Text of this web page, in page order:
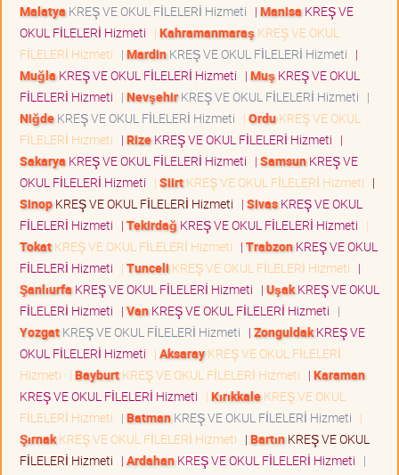
Malatya KREŞ VE OKUL FİLELERİ Hizmeti | Manisa KREŞ VE
OKUL FİLELERİ Hizmeti | Kahramanmaraş KREŞ VE OKUL
FİLELERİ Hizmeti | MardinKREŞ VE OKUL FİLELERİ Hizmeti |
Muğla KREŞ VE OKUL FİLELERİ Hizmeti | Muş KREŞ VE OKUL
FİLELERİ Hizmeti | NevşehirKREŞ VE OKUL FİLELERİ Hizmeti |
NiğdeKREŞ VE OKUL FİLELERİ Hizmeti | OrduKREŞ VE OKUL
FİLELERİ Hizmeti | RizeKREŞ VE OKUL FİLELERİ Hizmeti |
Sakarya KREŞ VE OKUL FİLELERİ Hizmeti | SamsunKREŞ VE
OKUL FİLELERİ Hizmeti | SiirtKREŞ VE OKUL FİLELERİ Hizmeti |
SinopKREŞ VE OKUL FİLELERİ Hizmeti | SivasKREŞ VE OKUL
FİLELERİ Hizmeti | Tekirdağ KREŞ VE OKUL FİLELERİ Hizmeti |
TokatKREŞ VE OKUL FİLELERİ Hizmeti | TrabzonKREŞ VE OKUL
FİLELERİ Hizmeti | Tunceli KREŞ VE OKUL FİLELERİ Hizmeti |
Şanlıurfa KREŞ VE OKUL FİLELERİ Hizmeti | UşakKREŞ VE OKUL
FİLELERİ Hizmeti | VanKREŞ VE OKUL FİLELERİ Hizmeti |
YozgatKREŞ VE OKUL FİLELERİ Hizmeti | ZonguldakKREŞ VE
OKUL FİLELERİ Hizmeti | AksarayKREŞ VE OKUL FİLELERİ
Hizmeti | BayburtKREŞ VE OKUL FİLELERİ Hizmeti | Karaman
KREŞ VE OKUL FİLELERİ Hizmeti | KırıkkaleKREŞ VE OKUL
FİLELERİ Hizmeti | BatmanKREŞ VE OKUL FİLELERİ Hizmeti |
ŞırnakKREŞ VE OKUL FİLELERİ Hizmeti | BartınKREŞ VE OKUL
FİLELERİ Hizmeti | ArdahanKREŞ VE OKUL FİLELERİ Hizmeti |